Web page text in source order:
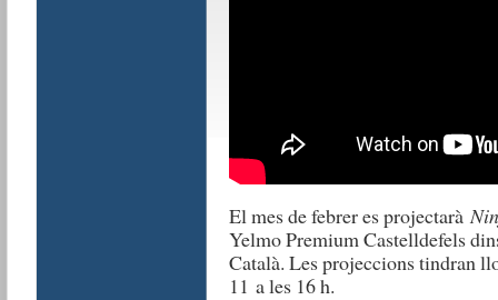
El mes de febrer es projectarà
Yelmo Premium Castelldefels
Català. Les projeccions tindran
11 a les 16 h.